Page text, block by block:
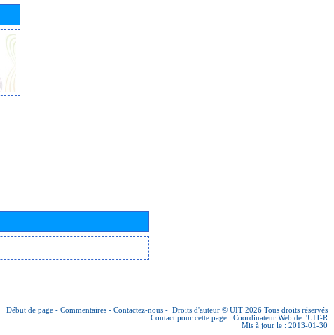
Début de page - Commentaires - Contactez-nous - Droits d'auteur © UIT 2026 Tous droits réservés
Contact pour cette page : Coordinateur Web de l'UIT-R
Mis à jour le : 2013-01-30